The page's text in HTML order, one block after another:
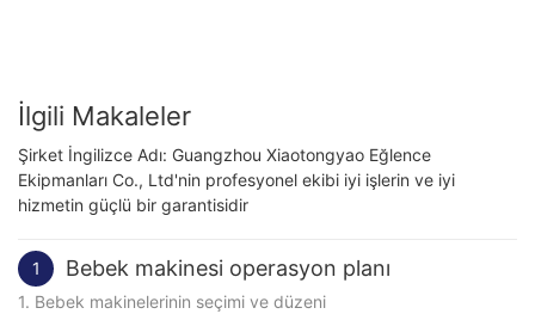
İlgili Makaleler
Şirket İngilizce Adı: Guangzhou Xiaotongyao Eğlence
Ekipmanları Co., Ltd'nin profesyonel ekibi iyi işlerin ve iyi
hizmetin güçlü bir garantisidir
1 Bebek makinesi operasyon planı
1. Bebek makinelerinin seçimi ve düzeni